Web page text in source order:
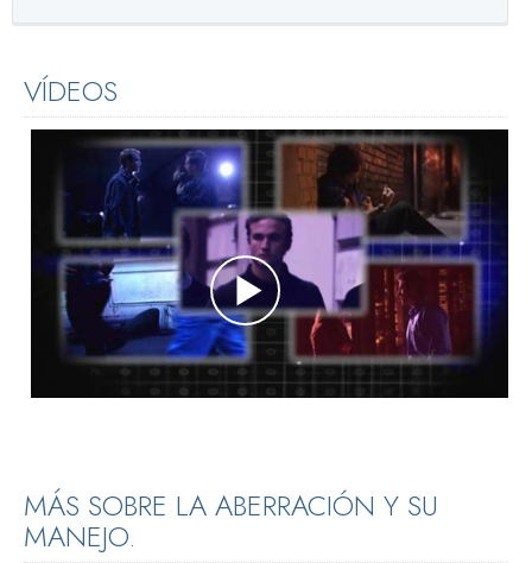
VÍDEOS
MÁS SOBRE LA ABERRACIÓN Y SU
MANEJO.